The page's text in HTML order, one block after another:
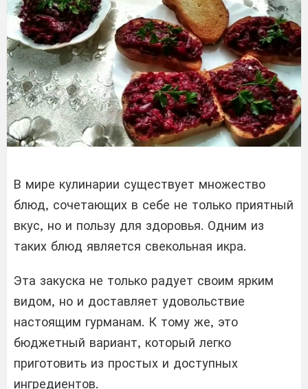
В мире кулинарии существует множество
блюд, сочетающих в себе не только приятный
вкус, но и пользу для здоровья. Одним из
таких блюд является свекольная икра.
Эта закуска не только радует своим ярким
видом, но и доставляет удовольствие
настоящим гурманам. К тому же, это
бюджетный вариант, который легко
приготовить из простых и доступных
ингредиентов.